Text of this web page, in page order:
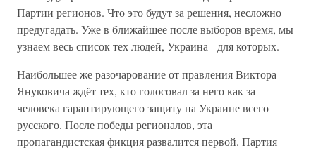
Партии регионов. Что это будут за решения, несложно
предугадать. Уже в ближайшее после выборов время, мы
узнаем весь список тех людей, Украина - для которых.
Наибольшее же разочарование от правления Виктора
Януковича ждёт тех, кто голосовал за него как за
человека гарантирующего защиту на Украине всего
русского. После победы регионалов, эта
пропагандистская фикция развалится первой. Партия